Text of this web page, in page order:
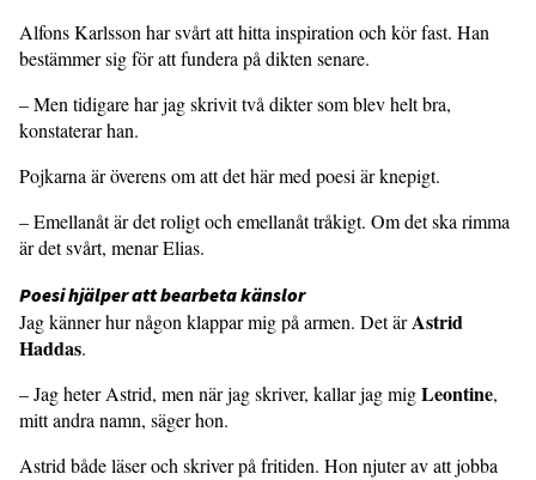
Alfons Karlsson har svårt att hitta inspiration och kör fast. Han
bestämmer sig för att fundera på dikten senare.
– Men tidigare har jag skrivit två dikter som blev helt bra,
konstaterar han.
Pojkarna är överens om att det här med poesi är knepigt.
– Emellanåt är det roligt och emellanåt tråkigt. Om det ska rimma
är det svårt, menar Elias.
Poesi hjälper att bearbeta känslor
Jag känner hur någon klappar mig på armen. Det ärAstrid
Haddas.
– Jag heter Astrid, men när jag skriver, kallar jag migLeontine,
mitt andra namn, säger hon.
Astrid både läser och skriver på fritiden. Hon njuter av att jobba